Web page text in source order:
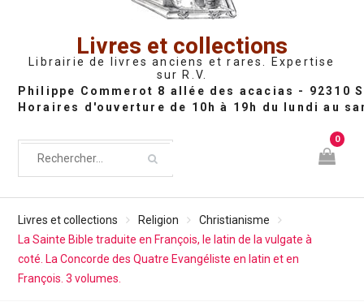
Livres et collections
Librairie de livres anciens et rares. Expertise
sur R.V.
0
Livres et collections Religion
Christianisme
La Sainte Bible traduite en François, le latin de la vulgate à
coté. La Concorde des Quatre Evangéliste en latin et en
François. 3 volumes.